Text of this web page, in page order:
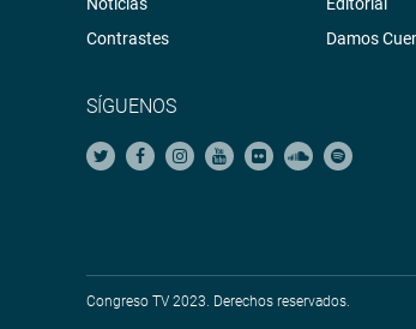
Contrastes
Damos
SÍGUENOS
Congreso TV 2023. Derechos reservados.